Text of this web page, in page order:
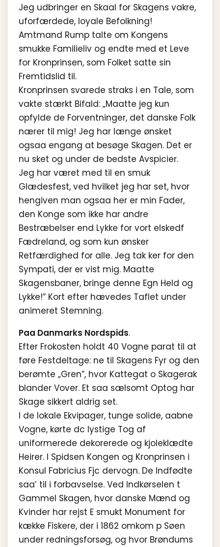
Jeg udbringer en Skaal for Skagens vakre,
uforfærdede, loyale Befolkning!
Amtmand Rump talte om Kongens
smukke Familieliv og endte med et Leve
for Kronprinsen, som Folket satte sin
Fremtidslid til.
Kronprinsen svarede straks i en Tale, som
vakte stærkt Bifald: „Maatte jeg kun
opfylde de Forventninger, det danske Folk
nærer til mig! Jeg har længe ønsket
ogsaa engang at besøge Skagen. Det er
nu sket og under de bedste Avspicier.
Jeg har været med til en smuk
Glædesfest, ved hvilket jeg har set, hvor
hengiven man ogsaa her er min Fader,
den Konge som ikke har andre
Bestræbelser end Lykke for vort elskedf
Fædreland, og som kun ønsker
Retfærdighed for alle. Jeg tak ker for den
Sympati, der er vist mig. Maatte
Skagensbaner, bringe denne Egn Held og
Lykke!” Kort efter hævedes Taflet under
animeret Stemning.
Paa Danmarks Nordspids.
Efter Frokosten holdt 40 Vogne parat til at
føre Festdeltage: ne til Skagens Fyr og den
berømte „Gren”, hvor Kattegat o Skagerak
blander Vover. Et saa sælsomt Optog har
Skage sikkert aldrig set.
I de lokale Ekvipager, tunge solide, aabne
Vogne, kørte dc lystige Tog af
uniformerede dekorerede og kjoleklædte
Heirer. I Spidsen Kongen og Kronprinsen i
Konsul Fabricius Fjc dervogn. De Indfødte
saa’ til i forbavselse. Ved Indkørselen t
Gammel Skagen, hvor danske Mænd og
Kvinder har rejst E smukt Monument for
kække Fiskere, der i 1862 omkom p Søen
under redningsforsøg, og hvor Brøndums